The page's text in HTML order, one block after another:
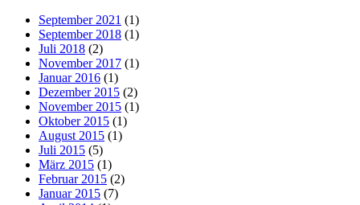
September 2021 (1)
September 2018 (1)
Juli 2018 (2)
November 2017 (1)
Januar 2016 (1)
Dezember 2015 (2)
November 2015 (1)
Oktober 2015 (1)
August 2015 (1)
Juli 2015 (5)
März 2015 (1)
Februar 2015 (2)
Januar 2015 (7)